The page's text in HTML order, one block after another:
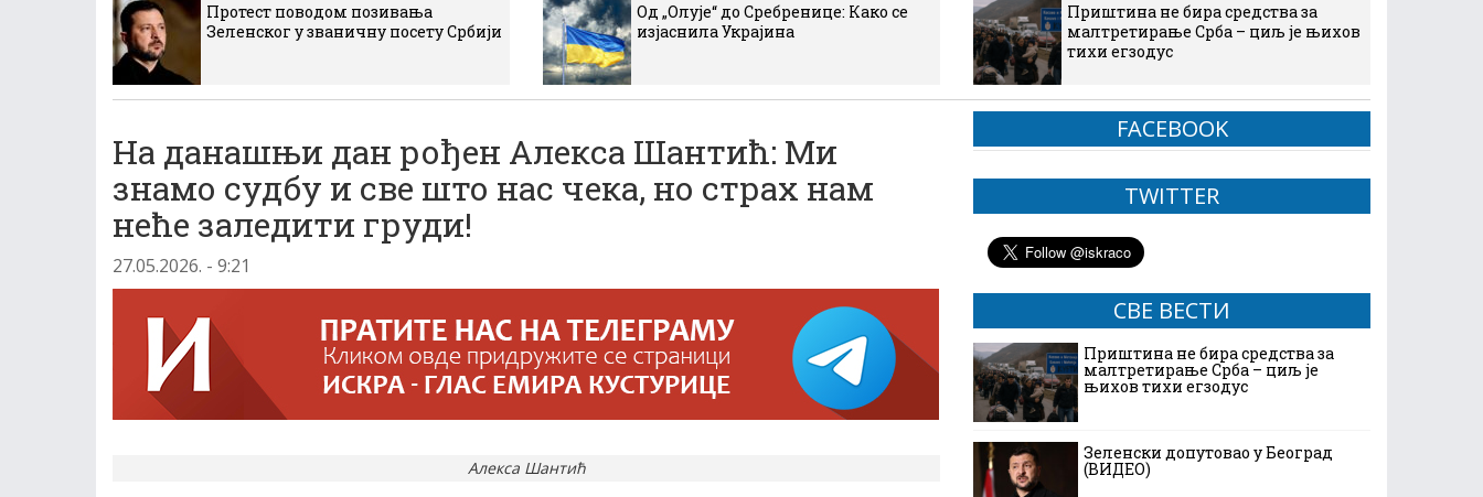
Протест поводом позивања
Зеленског у званичну посету Србији
Од „Олује“ до Сребренице: Како се
изјаснила Украјина
Приштина не бира средства за
малтретирање Срба – циљ је њихов
тихи егзодус
На данашњи дан рођен Алекса Шантић: Ми
знамо судбу и све што нас чека, но страх нам
неће заледити груди!
27.05.2026. - 9:21
Алекса Шантић
FACEBOOK
TWITTER
СВЕ ВЕСТИ
Приштина не бира средства за
малтретирање Срба – циљ је
њихов тихи егзодус
Зеленски допутовао у Београд
(ВИДЕО)